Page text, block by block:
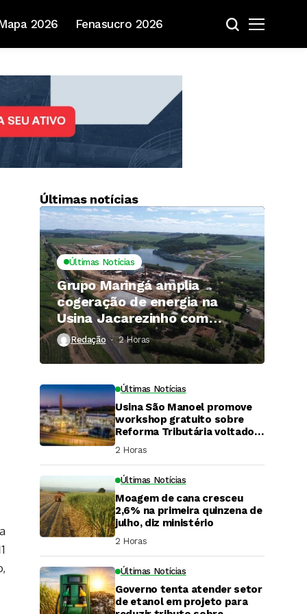
2026 Fenasucro 2026
Últimas notícias
Últimas Notícias
Grupo Maringá amplia
cogeração de energia na
Usina Jacarezinho com
investimento de R$ 120
milhões
Redação 2 Horas ⁮
Últimas Notícias
Usina São Manoel promove
workshop gratuito sobre
Reforma Tributária voltado
ao agronegócio.
2 Horas ⁮
Últimas Notícias
Moagem de cana cresceu
2,6% na primeira quinzena de
julho, diz ministério
2 Horas ⁮
Últimas Notícias
Governo tenta atender setor
de etanol em projeto para
DaCana Cast